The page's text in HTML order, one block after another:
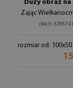
Duży obraz na
Zając
(#och-
rozmiar od: 100x50